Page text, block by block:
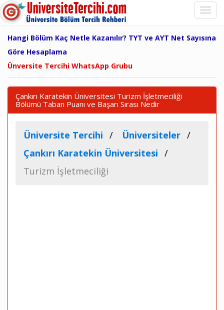
Hangi Bölüm Kaç Netle Kazanılır? TYT ve AYT Net Sayısına
Göre Hesaplama
Ünversite Tercihi WhatsApp Grubu
Çankırı Karatekin Üniversitesi Turizm İşletmeciliği
Bölümü Taban Puanı ve Başarı Sırası Nedir
Üniversite Tercihi
Üniversiteler
Çankırı Karatekin Üniversitesi
Turizm İşletmeciliği